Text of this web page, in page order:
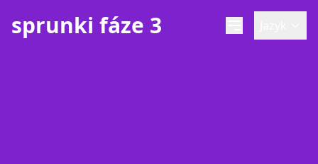
sprunki fáze 3